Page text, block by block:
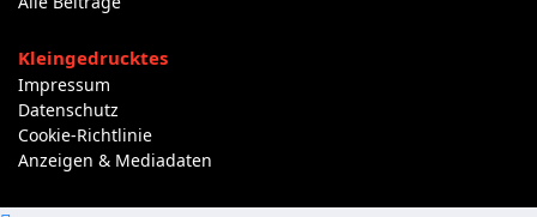
Kleingedrucktes
Impressum
Datenschutz
Cookie-Richtlinie
Anzeigen & Mediadaten